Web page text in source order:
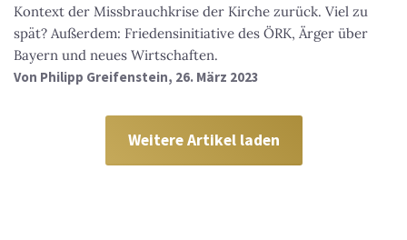
Kontext der Missbrauchkrise der Kirche zurück. Viel zu
spät? Außerdem: Friedensinitiative des ÖRK, Ärger über
Bayern und neues Wirtschaften.
Von Philipp Greifenstein, 26. März 2023
Weitere Artikel laden